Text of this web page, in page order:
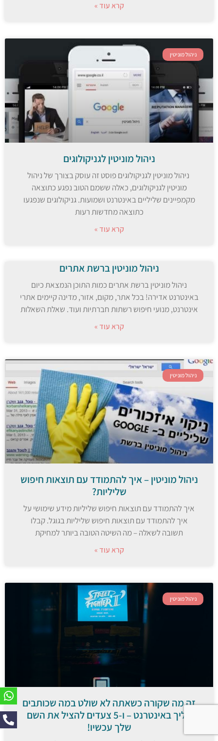
קרא עוד »
ניהול מוניטין
ניהול מוניטין לגניקולוגים
ניהול מוניטין לגניקולוגים פוסט זה עוסק בצורך של ניהול
מוניטין לגניקולוגים, כאלה ששמם הטוב נפגע כתוצאה
מקמפיינים שליליים באינטרנט ושמועות. גניקולוגים שנפגעו
כתוצאה מחדשות רעות
קרא עוד »
ניהול מוניטין ברשת אתרים
ניהול מוניטין ברשת אתרים כמות התוכן הנמצאת כיום
באינטרנט אדירה! בכל אתר, מקום, אזור, מדינה קיימים אתרי
אינטרנט, מנועי חיפוש רשתות חברתיות ועוד. שאלת השאלות
קרא עוד »
ניהול מוניטין
ניהול מוניטין – איך להתמודד עם תוצאות חיפוש
שליליות?
איך להתמודד עם תוצאות חיפוש שליליות מידע שימושי על
איך להתמודד עם תוצאות חיפוש שליליות בגוגל. קבלו
תשובה לשאלה – מה השיטה הטובה ביותר למחיקת
קרא עוד »
ניהול מוניטין
זה מה שקורה כשאתה לא שולט במה שכותבים
עליך באינטרנט – ו-5 צעדים להציל את השם
שלך עכשיו!